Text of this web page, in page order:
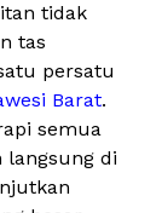
tidak
tas
persatu
Barat.
semua
langsung di